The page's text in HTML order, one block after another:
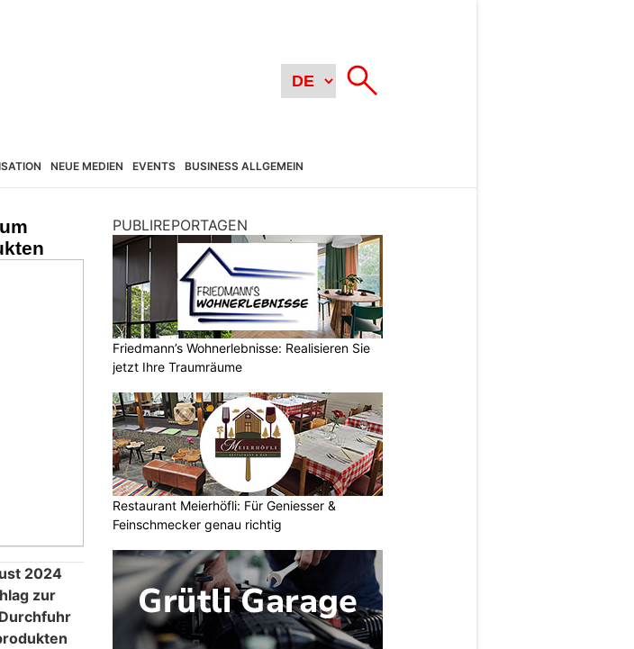
NEUE MEDIEN EVENTS BUSINESS ALLGEMEIN
2024
zur
PUBLIREPORTAGEN
Friedmann’s Wohnerlebnisse: Realisieren Sie
jetzt Ihre Traumräume
Restaurant Meierhöfli: Für Geniesser &
Feinschmecker genau richtig